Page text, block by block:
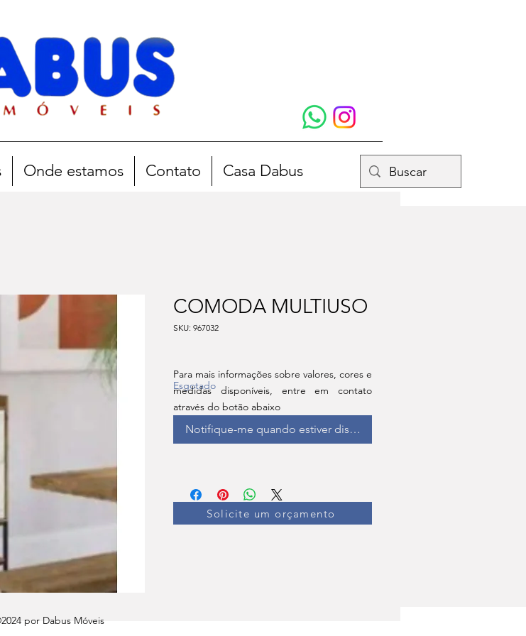
Onde estamos Contato Casa Dabus
COMODA MULTIUSO
SKU: 967032
Esgotado
Notifique-me quando estiver disponível
Solicite um orçamento
Para mais informações sobre valores, cores e
medidas disponíveis, entre em contato
através do botão abaixo
por Dabus Móveis